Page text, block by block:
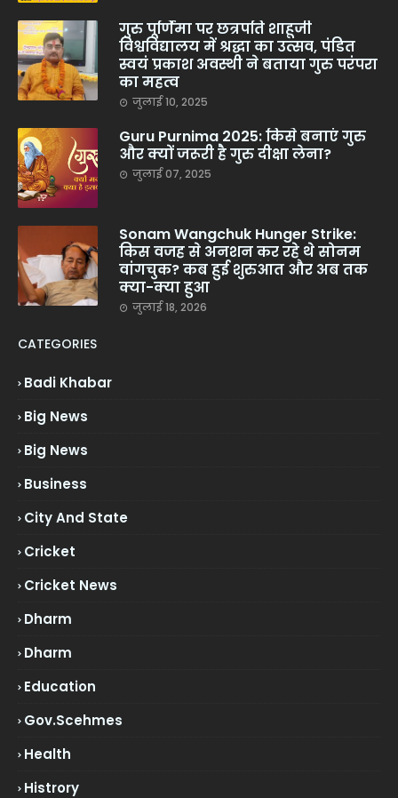
गुरु पूर्णिमा पर छत्रपति शाहूजी
विश्वविद्यालय में श्रद्धा का उत्सव, पंडित
स्वयं प्रकाश अवस्थी ने बताया गुरु परंपरा
का महत्व
जुलाई 10, 2025
Guru Purnima 2025: किसे बनाएं गुरु
और क्यों जरूरी है गुरु दीक्षा लेना?
जुलाई 07, 2025
Sonam Wangchuk Hunger Strike:
किस वजह से अनशन कर रहे थे सोनम
वांगचुक? कब हुई शुरुआत और अब तक
क्या-क्या हुआ
जुलाई 18, 2026
CATEGORIES
Badi Khabar
Big News
Big News
Business
City And State
Cricket
Cricket News
Dharm
Dharm
Education
Gov.scehmes
Health
Histrory